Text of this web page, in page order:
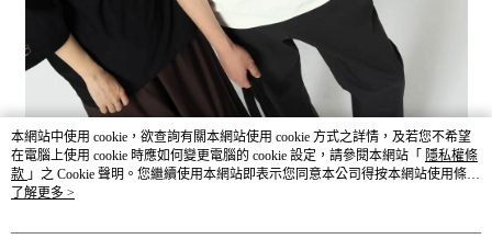
本網站中使用 cookie，欲查詢有關本網站使用 cookie 方式之詳情，及若您不希望
在電腦上使用 cookie 時應如何變更電腦的 cookie 設定，請參閱本網站「 隱私權條
款 」之 Cookie 聲明。您繼續使用本網站即表示您同意本公司得按本網站使用條款
之 Cookie 聲明使用 cookie。
了解更多 >